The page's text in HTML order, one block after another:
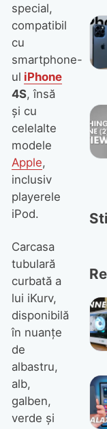
special,
compatibil
cu
smartphone-
ul iPhone
4S, însă
şi cu
celelalte
modele
Apple,
inclusiv
playerele
iPod.
Carcasa
tubulară
curbată a
lui iKurv,
disponibilă
în nuanţe
de
albastru,
alb,
galben,
verde şi